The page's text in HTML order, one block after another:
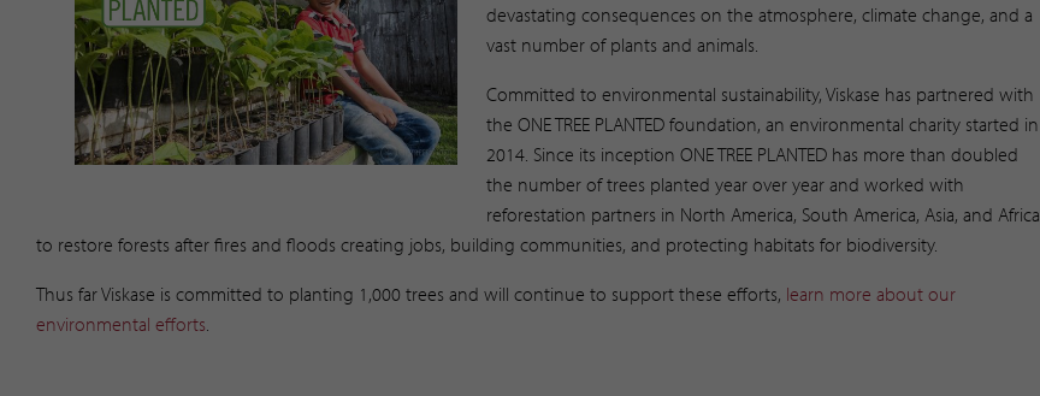
devastating consequences on the atmosphere, climate change, and a
vast number of plants and animals.
Committed to environmental sustainability, Viskase has partnered with
the ONE TREE PLANTED foundation, an environmental charity started in
2014. Since its inception ONE TREE PLANTED has more than doubled
the number of trees planted year over year and worked with
reforestation partners in North America, South America, Asia, and Africa
to restore forests after fires and floods creating jobs, building communities, and protecting habitats for biodiversity.
Thus far Viskase is committed to planting 1,000 trees and will continue to support these efforts, learn more about our
environmental efforts